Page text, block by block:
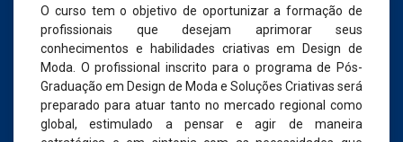
O curso tem o objetivo de oportunizar a formação de
profissionais que desejam aprimorar seus
conhecimentos e habilidades criativas em Design de
Moda. O profissional inscrito para o programa de Pós-
Graduação em Design de Moda e Soluções Criativas será
preparado para atuar tanto no mercado regional como
global, estimulado a pensar e agir de maneira